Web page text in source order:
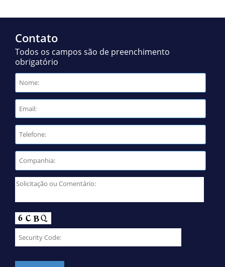
Contato
Todos os campos são de preenchimento
obrigatório